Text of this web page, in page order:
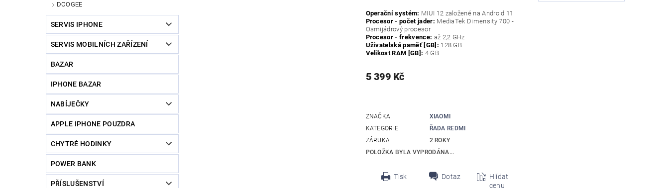
DOOGEE
SERVIS IPHONE
SERVIS MOBILNÍCH ZAŘÍZENÍ
BAZAR
IPHONE BAZAR
NABÍJEČKY
APPLE IPHONE POUZDRA
CHYTRÉ HODINKY
POWER BANK
PŘÍSLUŠENSTVÍ
Operační systém: MIUI 12 založené na Android 11
Procesor - počet jader: MediaTek Dimensity 700 -
Osmijádrový procesor
Procesor - frekvence: až 2,2 GHz
Uživatelská paměť [GB]: 128 GB
Velikost RAM [GB]: 4 GB
5 399 Kč
ZNAČKA
XIAOMI
KATEGORIE
ŘADA REDMI
ZÁRUKA
2 ROKY
POLOŽKA BYLA VYPRODÁNA...
Tisk Dotaz
Hlídat
cenu